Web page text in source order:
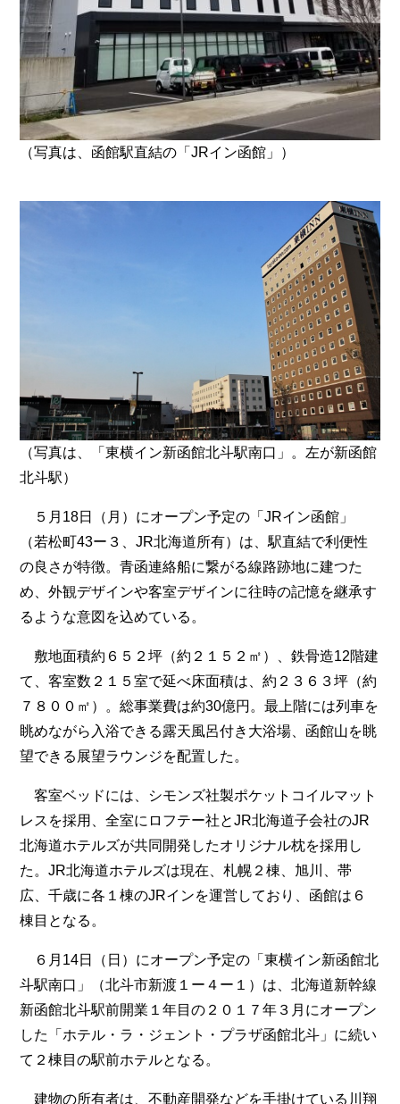
（写真は、函館駅直結の「JRイン函館」）
（写真は、「東横イン新函館北斗駅南口」。左が新函館
北斗駅）
５月18日（月）にオープン予定の「JRイン函館」
（若松町43ー３、JR北海道所有）は、駅直結で利便性
の良さが特徴。青函連絡船に繋がる線路跡地に建つた
め、外観デザインや客室デザインに往時の記憶を継承す
るような意図を込めている。
敷地面積約６５２坪（約２１５２㎡）、鉄骨造12階建
て、客室数２１５室で延べ床面積は、約２３６３坪（約
７８００㎡）。総事業費は約30億円。最上階には列車を
眺めながら入浴できる露天風呂付き大浴場、函館山を眺
望できる展望ラウンジを配置した。
客室ベッドには、シモンズ社製ポケットコイルマット
レスを採用、全室にロフテー社とJR北海道子会社のJR
北海道ホテルズが共同開発したオリジナル枕を採用し
た。JR北海道ホテルズは現在、札幌２棟、旭川、帯
広、千歳に各１棟のJRインを運営しており、函館は６
棟目となる。
６月14日（日）にオープン予定の「東横イン新函館北
斗駅南口」（北斗市新渡１ー４ー１）は、北海道新幹線
新函館北斗駅前開業１年目の２０１７年３月にオープン
した「ホテル・ラ・ジェント・プラザ函館北斗」に続い
て２棟目の駅前ホテルとなる。
建物の所有者は、不動産開発などを手掛けている川翔